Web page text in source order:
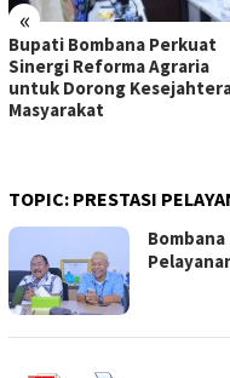
«
Bupati Bombana Perkuat
Sinergi Reforma Agraria
untuk Dorong
Masyarakat
TOPIC: PRESTASI